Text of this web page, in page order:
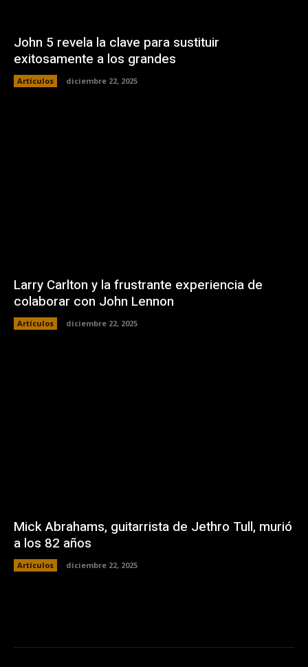
John 5 revela la clave para sustituir
exitosamente a los grandes
Artículos diciembre 22, 2025
Larry Carlton y la frustrante experiencia de
colaborar con John Lennon
Artículos diciembre 22, 2025
Mick Abrahams, guitarrista de Jethro Tull, murió
a los 82 años
Artículos diciembre 22, 2025